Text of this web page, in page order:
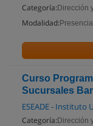
Categoría: Dirección
Modalidad: Presencial
Curso
Sucursales
ESEADE - Instituto
Categoría: Dirección